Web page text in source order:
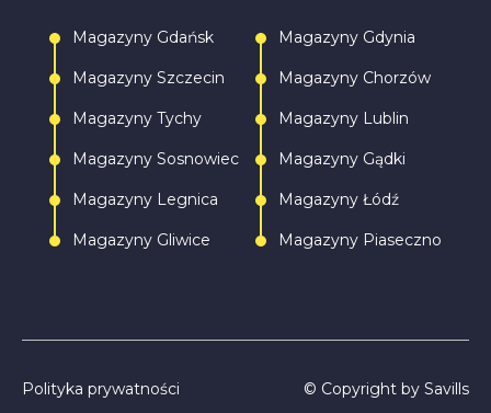
Zadzwoń Napisz
Magazyny Gdańsk
Magazyny Szczecin
Magazyny Tychy
Magazyny Sosnowiec
Magazyny Legnica
Magazyny Gliwice
Magazyny Gdynia
Magazyny Chorzów
Magazyny Lublin
Magazyny Gądki
Magazyny Łódź
Magazyny Piaseczno
Polityka prywatności © Copyright by Savills